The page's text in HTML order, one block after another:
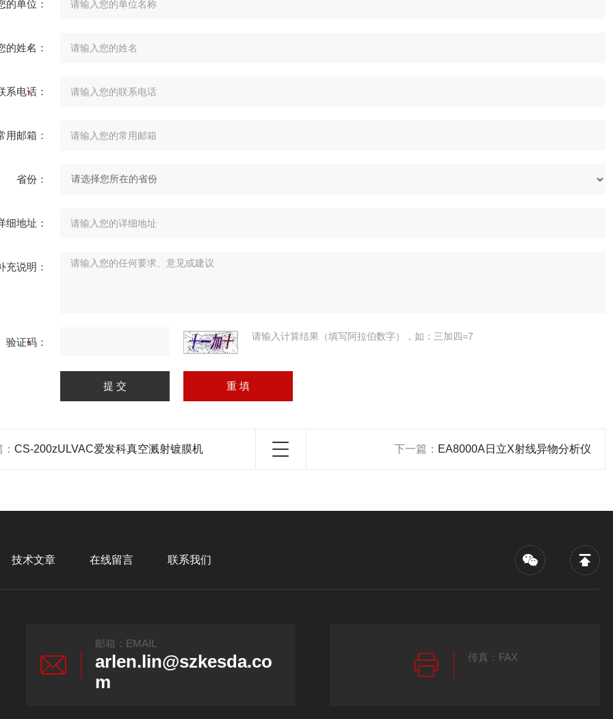
的单位：
的姓名：
系电话：
用邮箱：
省份：
细地址：
充说明：
验证码： 请输入计算结果（填写阿拉伯数字），如：三加四=7
CS-200zULVAC爱发科真空溅射镀膜机 下一篇： EA8000A日立X射线异物分析仪
技术文章 在线留言 联系我们
邮箱：EMAIL
arlen.lin@szkesda.co
m
传真：FAX